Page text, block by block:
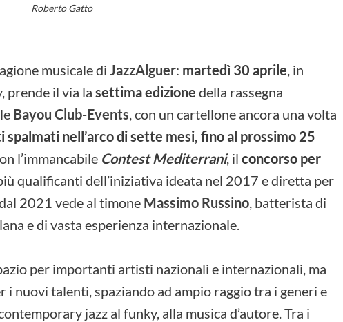
Roberto Gatto
musicale di JazzAlguer: martedì 30 aprile, in
, prende il via la settima edizione della rassegna
Bayou Club-Events, con un cartellone ancora una volta
nell’arco di sette mesi, fino al prossimo 25
l’immancabile Contest Mediterrani, il concorso per
qualificanti dell’iniziativa ideata nel 2017 e diretta per
2021 vede al timone Massimo Russino, batterista di
e di vasta esperienza internazionale.
per importanti artisti nazionali e internazionali, ma
i nuovi talenti, spaziando ad ampio raggio tra i generi e
jazz al funky, alla musica d’autore. Tra i